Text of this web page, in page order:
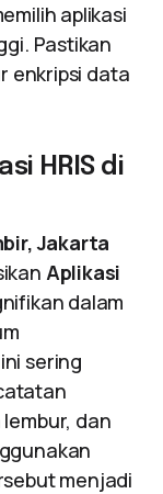
aplikasi
Pastikan
enkripsi data
HRIS di
Jakarta
Aplikasi
dalam
sering
dan
menjadi